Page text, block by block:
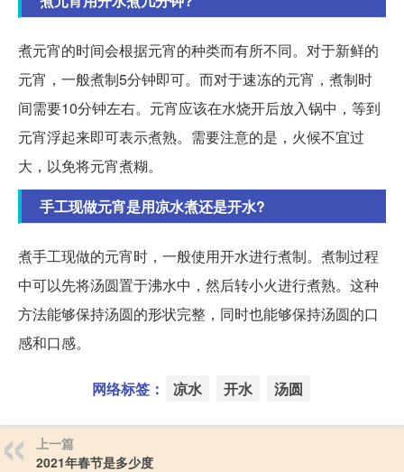
煮元宵的时间会根据元宵的种类而有所不同。对于新鲜的
元宵，一般煮制5分钟即可。而对于速冻的元宵，煮制时
间需要10分钟左右。元宵应该在水烧开后放入锅中，等到
元宵浮起来即可表示煮熟。需要注意的是，火候不宜过
大，以免将元宵煮糊。
手工现做元宵是用凉水煮还是开水?
煮手工现做的元宵时，一般使用开水进行煮制。煮制过程
中可以先将汤圆置于沸水中，然后转小火进行煮熟。这种
方法能够保持汤圆的形状完整，同时也能够保持汤圆的口
感和口感。
网络标签： 凉水 开水 汤圆
上一篇
2021年春节是多少度